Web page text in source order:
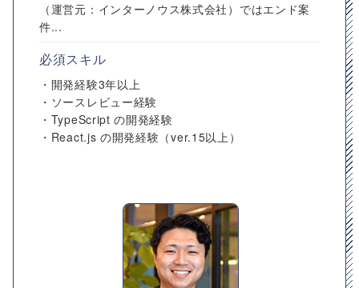
（運営元：インターノウス株式会社）ではエンド案
件...
必須スキル
・開発経験3年以上
・ソースレビュー経験
・TypeScript の開発経験
・React.js の開発経験（ver.15以上）